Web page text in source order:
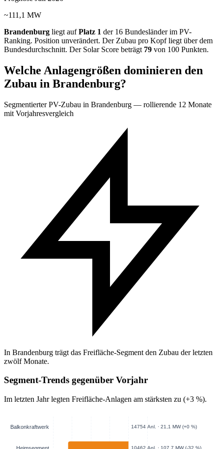
~111,1 MW
Brandenburg liegt aufPlatz 1 der 16 Bundesländer im PV-
Ranking. Position unverändert. Der Zubau pro Kopf liegt über dem
Bundesdurchschnitt. Der Solar Score beträgt 79 von 100 Punkten.
Welche Anlagengrößen dominieren den
Zubau in Brandenburg?
Segmentierter PV-Zubau in Brandenburg — rollierende 12 Monate
mit Vorjahresvergleich
In Brandenburg trägt das Freifläche-Segment den Zubau der letzten
zwölf Monate.
Segment-Trends gegenüber Vorjahr
Im letzten Jahr legten Freifläche-Anlagen am stärksten zu (+3 %).